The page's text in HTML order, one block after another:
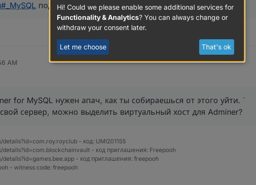
подключить к iobroker.
AM
for MySQL нужен апач, как ты собираешься от этого уйти. `
сервер, можно выделить виртуальный хост для Adminer?
- код: UMI201155
- код приглашения: Freepooh
- код приглашения: freepooh
- witness code: freepooh
Hi! Could we please enable some additional services for
Functionality & Analytics? You can always change or
withdraw your consent later.
Let me choose That's ok